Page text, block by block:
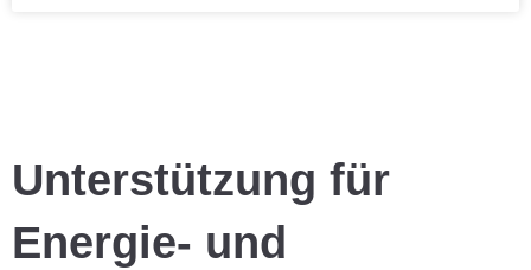
Unterstützung für
Energie- und